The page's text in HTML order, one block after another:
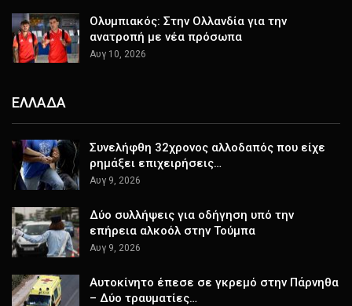
Ολυμπιακός: Στην Ολλανδία για την
ανατροπή με νέα πρόσωπα
Αυγ 10, 2026
ΕΛΛΑΔΑ
Συνελήφθη 32χρονος αλλοδαπός που είχε
ρημάξει επιχειρήσεις…
Αυγ 9, 2026
Δύο συλλήψεις για οδήγηση υπό την
επήρεια αλκοόλ στην Τούμπα
Αυγ 9, 2026
Αυτοκίνητο έπεσε σε γκρεμό στην Πάρνηθα
– Δύο τραυματίες…